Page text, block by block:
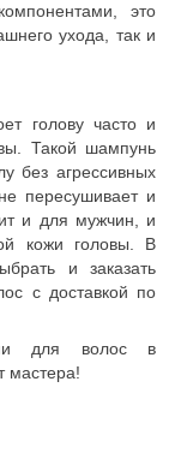
это
ухода, так и
голову часто и
Такой шампунь
без агрессивных
пересушивает и
и для мужчин, и
кожи головы. В
и заказать
с доставкой по
для волос в
мастера!